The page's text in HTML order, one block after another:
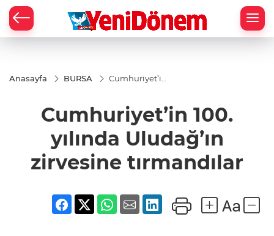
Anasayfa BURSA
Cumhuriyet’in
zirvesine
tırmandılar
Cumhuriyet’in 100.
yılında Uludağ’ın
zirvesine tırmandılar